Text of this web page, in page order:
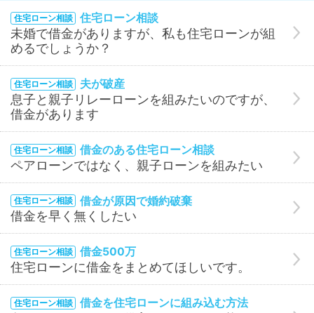
住宅ローン相談 住宅ローン相談
未婚で借金がありますが、私も住宅ローンが組
めるでしょうか？
住宅ローン相談 夫が破産
息子と親子リレーローンを組みたいのですが、
借金があります
住宅ローン相談 借金のある住宅ローン相談
ペアローンではなく、親子ローンを組みたい
住宅ローン相談 借金が原因で婚約破棄
借金を早く無くしたい
住宅ローン相談 借金500万
住宅ローンに借金をまとめてほしいです。
住宅ローン相談 借金を住宅ローンに組み込む方法